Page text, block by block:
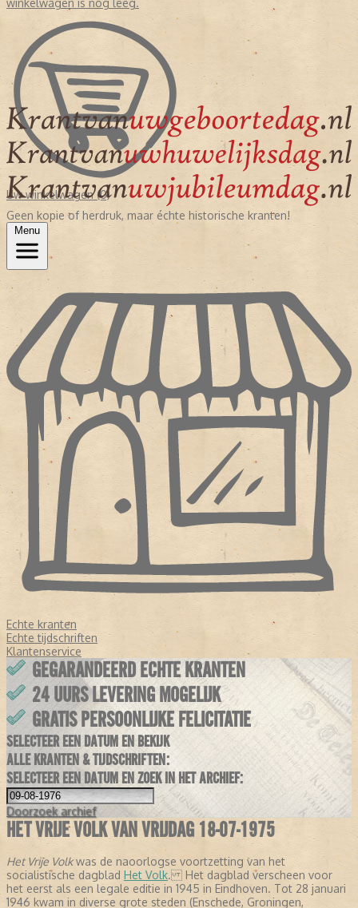
winkelwagen is nog leeg.
Uw winkelwagen (0)
Geen kopie of herdruk, maar échte historische kranten!
Menu
Echte kranten
Echte tijdschriften
Klantenservice
GEGARANDEERD ECHTE KRANTEN
24 UURS LEVERING MOGELIJK
GRATIS PERSOONLIJKE FELICITATIE
SELECTEER EEN DATUM EN BEKIJK
ALLE KRANTEN & TIJDSCHRIFTEN:
SELECTEER EEN DATUM EN ZOEK IN HET ARCHIEF:
Doorzoek archief
HET VRIJE VOLK VAN VRIJDAG 18-07-1975
Het Vrije Volkwas de naoorlogse voortzetting van het
socialistische dagblad Het Volk. Het dagblad verscheen voor
het eerst als een legale editie in 1945 in Eindhoven. Tot 28 januari
1946 kwam in diverse grote steden (Enschede, Groningen,